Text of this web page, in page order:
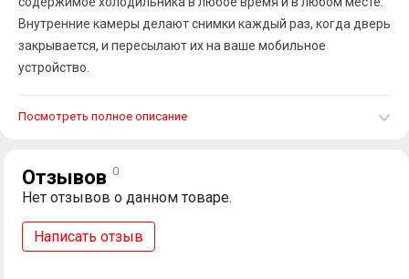
Внутренние камеры делают снимки каждый раз, когда дверь
закрывается, и пересылают их на ваше мобильное
устройство.
Посмотреть полное описание
Отзывов 0
Нет отзывов о данном товаре.
Написать отзыв